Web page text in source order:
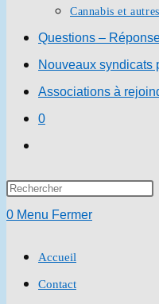
Cannabis et
Questions –
Nouveaux syndicats
Associations à
0
search
0 Menu Fermer
Accueil
Contact